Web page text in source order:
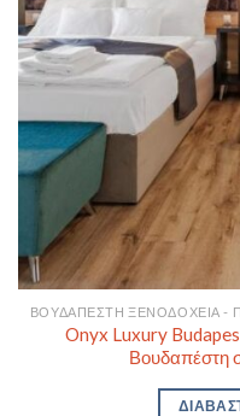
Onyx Luxury
Βουδαπέστη